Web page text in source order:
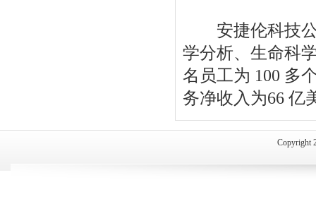
安捷伦科技公
学分析、生命科
名员工为 100 多
务净收入为66 亿
Copyright